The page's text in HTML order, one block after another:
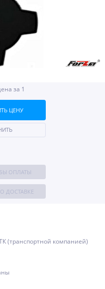
(транспортной компанией)
за 1
ЦЕНУ
ОПЛАТЫ
ДОСТАВКЕ